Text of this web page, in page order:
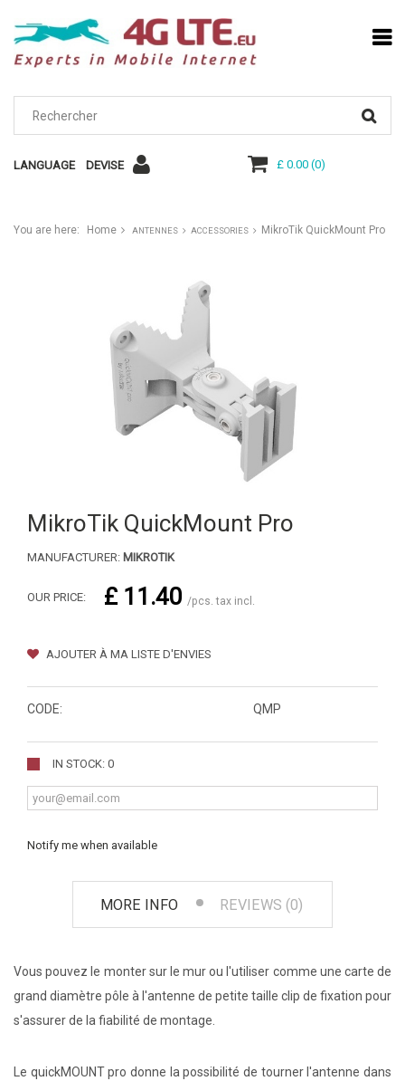
LANGUAGE DEVISE £ 0.00(0)
You are here: Home ANTENNES ACCESSORIES MikroTik QuickMount Pro
MikroTik QuickMount Pro
MANUFACTURER: MIKROTIK
OUR PRICE: £ 11.40 /pcs. tax incl.
AJOUTER À MA LISTE D'ENVIES
CODE: QMP
IN STOCK: 0
Notify me when available
MORE INFO REVIEWS (0)
Vous pouvez le monter sur le mur ou l'utiliser comme une carte de
grand diamètre pôle à l'antenne de petite taille clip de fixation pour
s'assurer de la fiabilité de montage.
Le quickMOUNT pro donne la possibilité de tourner l'antenne dans